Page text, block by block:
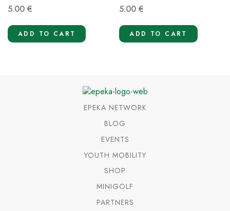
5.00 €
ADD TO CART
5.00€
ADD TO CART
EPEKA NETWORK
BLOG
EVENTS
YOUTH MOBILITY
SHOP
MINIGOLF
PARTNERS